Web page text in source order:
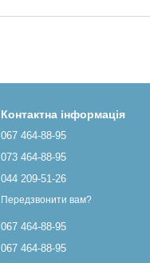
Контактна інформація
067 464-88-95
073 464-88-95
044 209-51-26
Передзвонити вам?
067 464-88-95
067 464-88-95